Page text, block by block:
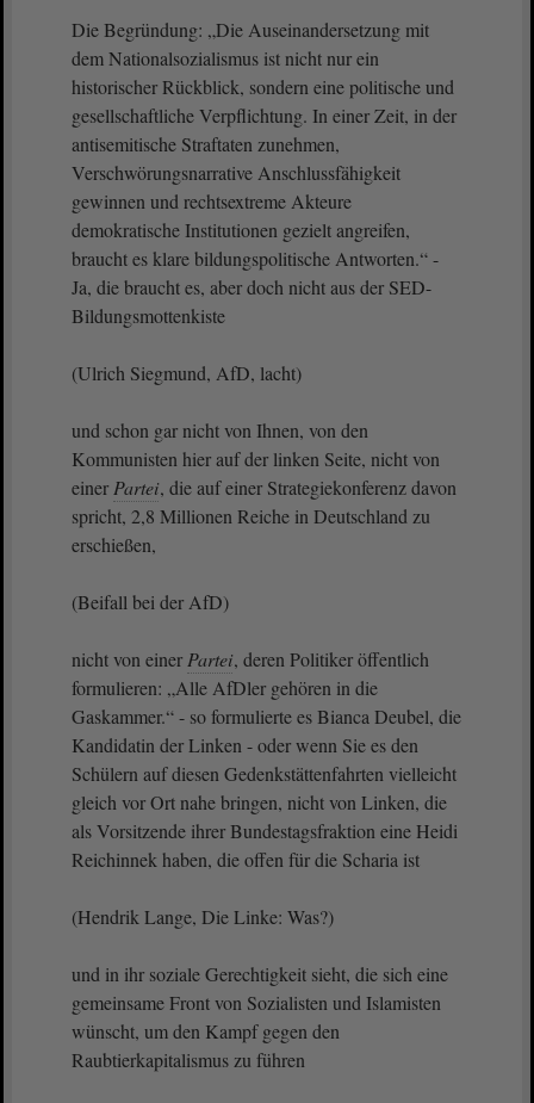
Die Begründung: „Die Auseinandersetzung mit
dem Nationalsozialismus ist nicht nur ein
historischer Rückblick, sondern eine politische und
gesellschaftliche Verpflichtung. In einer Zeit, in der
antisemitische Straftaten zunehmen,
Verschwörungsnarrative Anschlussfähigkeit
gewinnen und rechtsextreme Akteure
demokratische Institutionen gezielt angreifen,
braucht es klare bildungspolitische Antworten.“ -
Ja, die braucht es, aber doch nicht aus der SED-
Bildungsmottenkiste
(Ulrich Siegmund, AfD, lacht)
und schon gar nicht von Ihnen, von den
Kommunisten hier auf der linken Seite, nicht von
einer Partei, die auf einer Strategiekonferenz davon
spricht, 2,8 Millionen Reiche in Deutschland zu
erschießen,
(Beifall bei der AfD)
nicht von einer Partei, deren Politiker öffentlich
formulieren: „Alle AfDler gehören in die
Gaskammer.“ - so formulierte es Bianca Deubel, die
Kandidatin der Linken - oder wenn Sie es den
Schülern auf diesen Gedenkstättenfahrten vielleicht
gleich vor Ort nahe bringen, nicht von Linken, die
als Vorsitzende ihrer Bundestagsfraktion eine Heidi
Reichinnek haben, die offen für die Scharia ist
(Hendrik Lange, Die Linke: Was?)
und in ihr soziale Gerechtigkeit sieht, die sich eine
gemeinsame Front von Sozialisten und Islamisten
wünscht, um den Kampf gegen den
Raubtierkapitalismus zu führen